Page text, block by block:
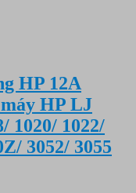
HP 12A
HP LJ
1020/ 1022/
3052/ 3055